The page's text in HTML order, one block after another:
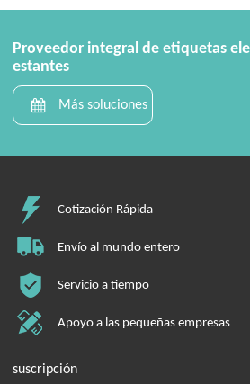
Proveedor integral de etiquetas
estantes
Más soluciones
Cotización Rápida
Envío al mundo entero
Servicio a tiempo
Apoyo a las pequeñas empresas
suscripción